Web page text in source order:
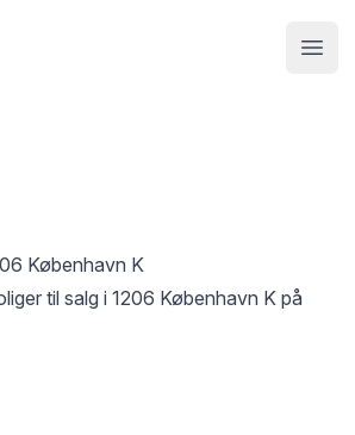
København K
til salg i 1206 København K på